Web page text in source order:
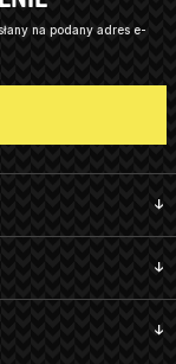
na podany adres e-